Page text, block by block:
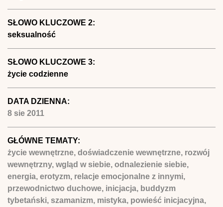
SŁOWO KLUCZOWE 2:
seksualność
SŁOWO KLUCZOWE 3:
życie codzienne
DATA DZIENNA:
8 sie 2011
GŁÓWNE TEMATY:
życie wewnętrzne, doświadczenie wewnętrzne, rozwój
wewnętrzny, wgląd w siebie, odnalezienie siebie,
energia, erotyzm, relacje emocjonalne z innymi,
przewodnictwo duchowe, inicjacja, buddyzm
tybetański, szamanizm, mistyka, powieść inicjacyjna,